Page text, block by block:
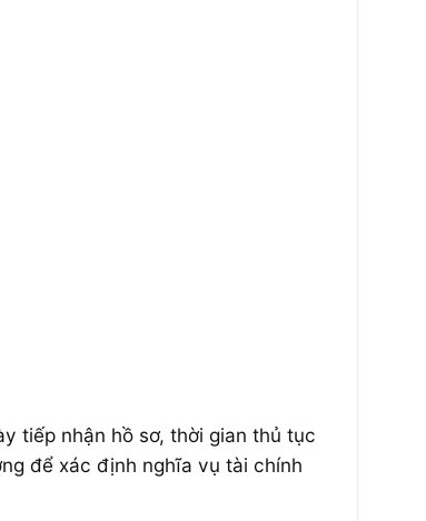
tiếp nhận hồ sơ, thời gian thủ tục
để xác định nghĩa vụ tài chính